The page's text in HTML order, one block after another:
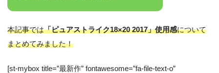
本記事では「ピュアストライク18×20 2017」使用感について
まとめてみました！
[st-mybox title=”最新作” fontawesome=”fa-file-text-o”